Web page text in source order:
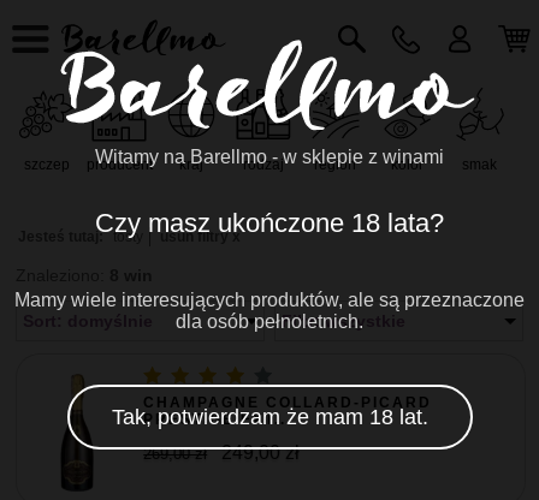
kraj
producent region
szczep kolor smak
rodzaj
Jesteś tutaj: tosty usuń filtry x
Filtr: wszystkie
CHAMPAGNE COLLARD-PICARD
PRESTIGE EXT...
269,00 zł 249,00 zł
Witamy na Barellmo - w sklepie z winami
Czy masz ukończone 18 lata?
Mamy wiele interesujących produktów, ale są przeznaczone
dla osób pełnoletnich.
Tak, potwierdzam że mam 18 lat.